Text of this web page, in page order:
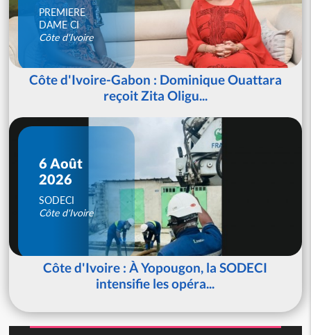
PREMIERE
DAME CI
Côte d'Ivoire
Côte d'Ivoire-Gabon : Dominique Ouattara
reçoit Zita Oligu...
6 Août
2026
SODECI
Côte d'Ivoire
Côte d'Ivoire : À Yopougon, la SODECI
intensifie les opéra...